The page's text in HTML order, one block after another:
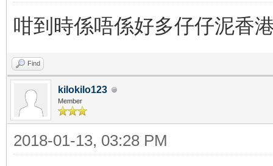
咁到時係唔係好多仔仔泥香
Find
kilokilo123
Member
2018-01-13, 03:28 PM